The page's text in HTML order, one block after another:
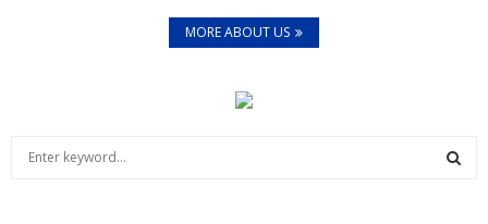
MORE ABOUT US